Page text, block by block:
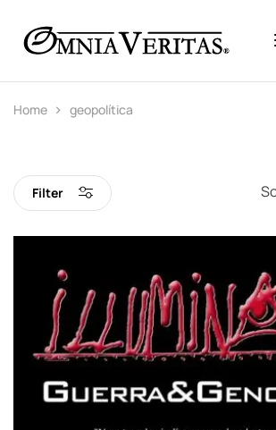
Home geopolítica
Filter